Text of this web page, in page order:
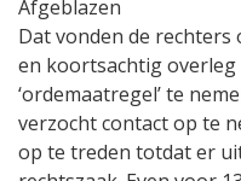
Afgeblazen
Dat vonden de rechters
en koortsachtig overleg
‘ordemaatregel’ te
verzocht contact op te
op te treden totdat er